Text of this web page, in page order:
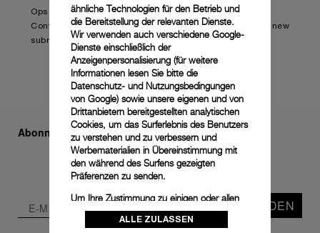
Ops Edition (PAM01240).
Continue reading on:Panerai and BRABUS launch new
submersible watch (boatinternational.com)
Abonnieren Sie unseren Newsletter
SENDEN
ähnliche Technologien für den Betrieb und
die Bereitstellung der relevanten Dienste.
Wir verwenden auch verschiedene Google-
Dienste einschließlich der
Anzeigenpersonalisierung (für weitere
Informationen lesen Sie bitte die
Datenschutz- und Nutzungsbedingungen
von Google) sowie unsere eigenen und von
Drittanbietern bereitgestellten analytischen
Cookies, um das Surferlebnis des Benutzers
zu verstehen und zu verbessern und
Werbematerialien in Übereinstimmung mit
den während des Surfens gezeigten
Präferenzen zu senden.
Um Ihre Zustimmung zu einigen oder allen
Cookies zu ändern oder zu widerrufen,
klicken Sie auf „Konfigurieren“, oder lesen
ALLE ZULASSEN